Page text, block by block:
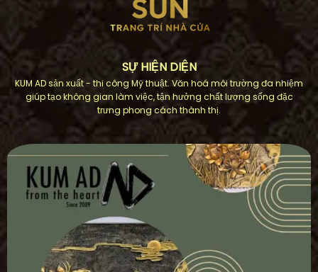
SỰ HIỆN DIỆN
KUM AD sản xuất - thi công Mỹ thuật. Văn hoá môi trường đa nhiệm
giúp tạo không gian làm việc, tận hưởng chất lượng sống đặc
trưng phong cách thành thị.